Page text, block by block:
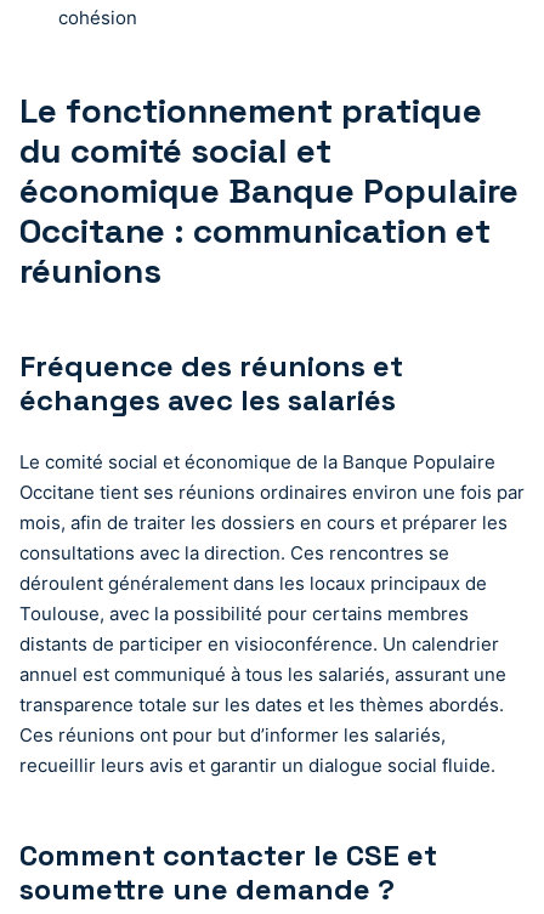
cohésion
Le fonctionnement pratique
du comité social et
économique Banque Populaire
Occitane : communication et
réunions
Fréquence des réunions et
échanges avec les salariés
Le comité social et économique de la Banque Populaire
Occitane tient ses réunions ordinaires environ une fois par
mois, afin de traiter les dossiers en cours et préparer les
consultations avec la direction. Ces rencontres se
déroulent généralement dans les locaux principaux de
Toulouse, avec la possibilité pour certains membres
distants de participer en visioconférence. Un calendrier
annuel est communiqué à tous les salariés, assurant une
transparence totale sur les dates et les thèmes abordés.
Ces réunions ont pour but d’informer les salariés,
recueillir leurs avis et garantir un dialogue social fluide.
Comment contacter le CSE et
soumettre une demande ?